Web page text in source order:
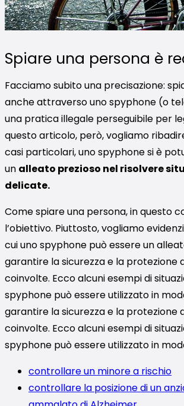
Spiare una persona è
Facciamo subito una precisazione:
anche attraverso uno spyphone (o
una pratica illegale perseguibile per
questo articolo, però, vogliamo
casi particolari, uno spyphone si è
un alleato prezioso nel risolvere
delicate.
Come spiare una persona, in questo
l’obiettivo. Piuttosto, vogliamo
cui uno spyphone può essere un
garantire la sicurezza e la protezione
coinvolte. Ecco alcuni esempi di
spyphone può essere utilizzato in
garantire la sicurezza e la protezione
coinvolte. Ecco alcuni esempi di
spyphone può essere utilizzato in
controllare un minore a rischio
controllare la posizione di un